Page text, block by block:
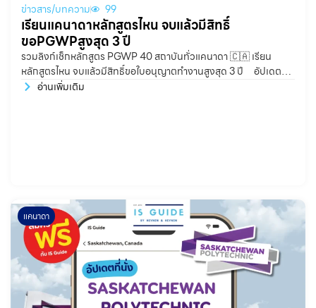
ข่าวสาร/บทความ 99
เรียนแคนาดาหลักสูตรไหน จบแล้วมีสิทธิ์
ขอPGWPสูงสุด 3 ปี
รวมลิงก์เช็กหลักสูตร PGWP 40 สถาบันทั่วแคนาดา 🇨🇦 เรียน
หลักสูตรไหน จบแล้วมีสิทธิ์ขอใบอนุญาตทำงานสูงสุด 3 ปี อัปเดต
ล่าสุด: 14 กรกฎาคม 2026
อ่านเพิ่มเติม
แคนาดา